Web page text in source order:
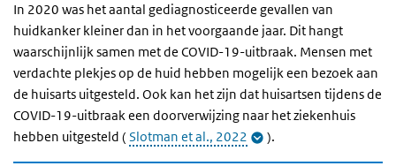
In 2020 was het aantal gediagnosticeerde gevallen van
huidkanker kleiner dan in het voorgaande jaar. Dit hangt
waarschijnlijk samen met de COVID-19-uitbraak. Mensen met
verdachte plekjes op de huid hebben mogelijk een bezoek aan
de huisarts uitgesteld. Ook kan het zijn dat huisartsen tijdens de
COVID-19-uitbraak een doorverwijzing naar het ziekenhuis
hebben uitgesteld ( Slotman et al., 2022 ).